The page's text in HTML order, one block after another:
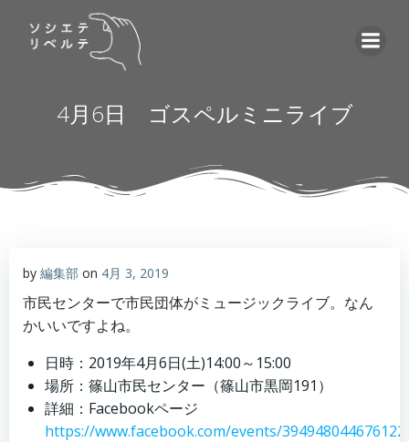
へ
キ
ッ
4月6日 ゴスペルミニライブ
by 編集部 on 4月 3, 2019
市民センターで市民団体がミュージックライブ。なん
かいいですよね。
日時：2019年4月6日(土)14:00～15:00
場所：篠山市民センター（篠山市黒岡191）
詳細：Facebookページ
https://www.facebook.com/events/